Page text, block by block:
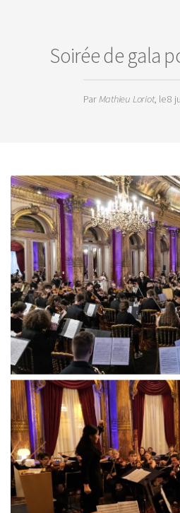
Soirée de gala
ParMathieu Loriot, le 8